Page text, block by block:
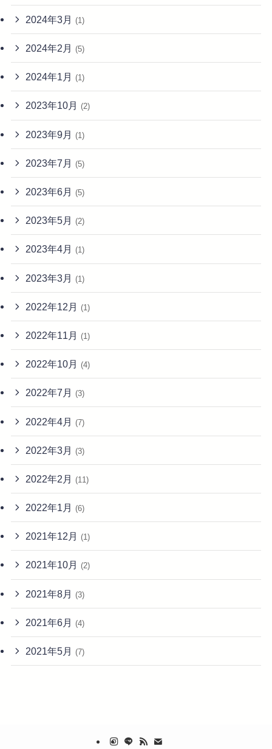
2024年3月 (1)
2024年2月 (5)
2024年1月 (1)
2023年10月 (2)
2023年9月 (1)
2023年7月 (5)
2023年6月 (5)
2023年5月 (2)
2023年4月 (1)
2023年3月 (1)
2022年12月 (1)
2022年11月 (1)
2022年10月 (4)
2022年7月 (3)
2022年4月 (7)
2022年3月 (3)
2022年2月 (11)
2022年1月 (6)
2021年12月 (1)
2021年10月 (2)
2021年8月 (3)
2021年6月 (4)
2021年5月 (7)